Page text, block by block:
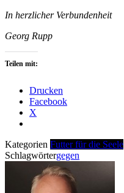
In herzlicher Verbundenheit
Georg Rupp
Teilen mit:
Drucken
Facebook
X
Kategorien Futter für die Seele
Schlagwörtergegen